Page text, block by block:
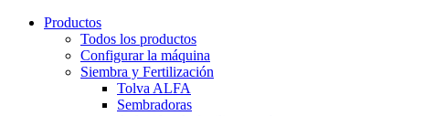
Productos
Todos los productos
Configurar la máquina
Siembra y Fertilización
Tolva ALFA
Sembradoras